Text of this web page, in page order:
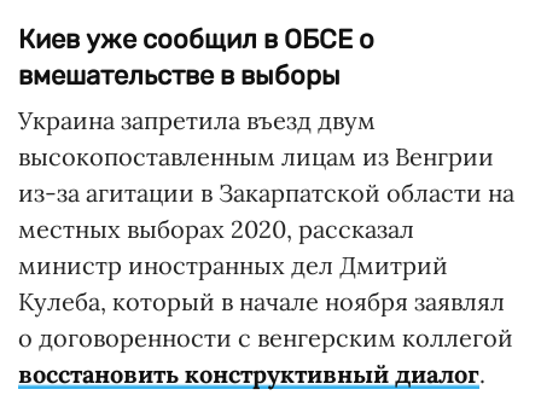
Киев уже сообщил в ОБСЕ о
вмешательстве в выборы
Украина запретила въезд двум
высокопоставленным лицам из Венгрии
из-за агитации в Закарпатской области на
местных выборах 2020, рассказал
министр иностранных дел Дмитрий
Кулеба, который в начале ноября заявлял
о договоренности с венгерским коллегой
восстановить конструктивный диалог.